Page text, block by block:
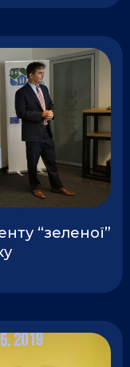
“зеленої”